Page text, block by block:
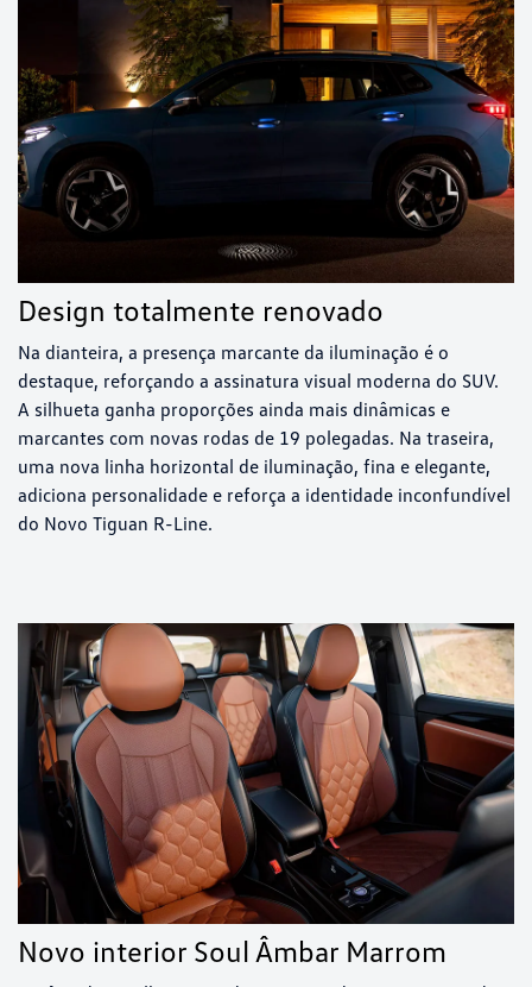
Design totalmente renovado
Na dianteira, a presença marcante da iluminação é o
destaque, reforçando a assinatura visual moderna do SUV.
A silhueta ganha proporções ainda mais dinâmicas e
marcantes com novas rodas de 19 polegadas. Na traseira,
uma nova linha horizontal de iluminação, fina e elegante,
adiciona personalidade e reforça a identidade inconfundível
do Novo Tiguan R-Line.
Novo interior Soul Âmbar Marrom